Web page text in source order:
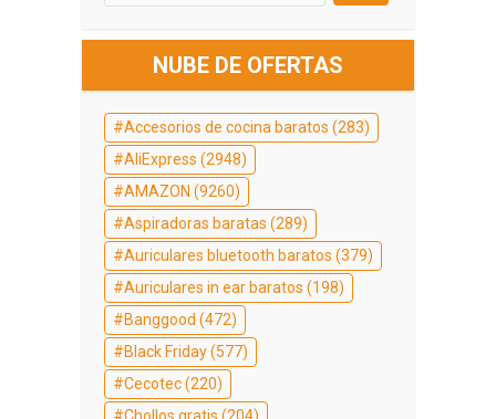
NUBE DE OFERTAS
Accesorios de cocina baratos (283)
AliExpress (2948)
AMAZON (9260)
Aspiradoras baratas (289)
Auriculares bluetooth baratos (379)
Auriculares in ear baratos (198)
Banggood (472)
Black Friday(577)
Cecotec(220)
Chollos gratis (204)